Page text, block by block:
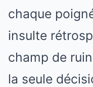
chaque
insulte
champ de
la seule